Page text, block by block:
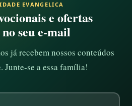
EVANGELICA
e ofertas
seu e-mail
já recebem nossos conteúdos
Junte-se a essa família!